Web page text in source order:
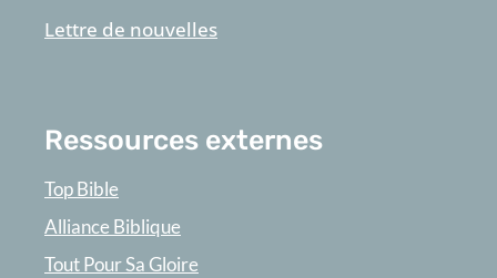
Lettre de nouvelles
Ressources externes
Top Bible
Alliance Biblique
Tout Pour Sa Gloire